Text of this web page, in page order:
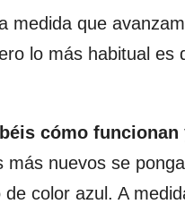
medida que
lo más habitual es
cómo funcionan
nuevos se
color azul. A